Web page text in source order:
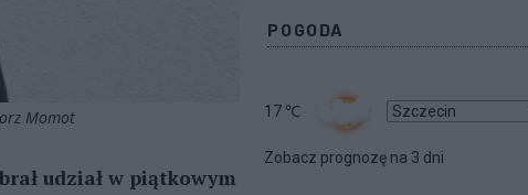
Momot
udział w piątkowym
POGODA
17 ℃
Zobacz prognozę na 3 dni